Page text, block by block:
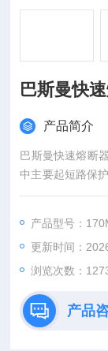
巴斯曼快
产品简介
巴斯曼快速熔断
中主要起短路保
(绝缘座)组成。
斯曼快速熔断器
产品型号：
更新时间：
浏览次数：
产品